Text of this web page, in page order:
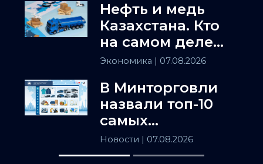
Нефть и медь
Казахстана. Кто
на самом деле
держит
Азию
Экономика | 07.08.2026
В Минторговли
назвали топ-10
самых
популярных
товаров в
Новости | 07.08.2026